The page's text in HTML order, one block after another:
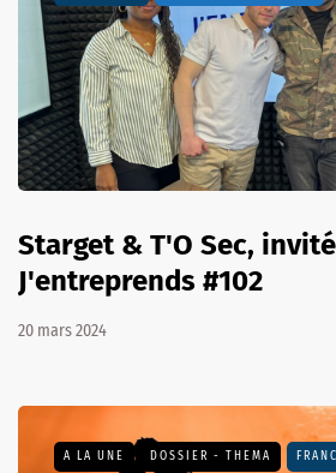
Starget & T'O Sec,
J'entreprends #102
20 mars 2024
A LA UNE DOSSIER - THEMA